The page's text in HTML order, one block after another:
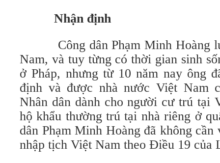
Nhận định
Công dân Phạm Minh Hoàng
Nam, và tuy từng có thời gian sinh
ở Pháp, nhưng từ 10 năm nay ông
định và được nhà nước Việt Nam
Nhân dân dành cho người cư trú tại
hộ khẩu thường trú tại nhà riêng ở
dân Phạm Minh Hoàng đã không
nhập tịch Việt Nam theo Điều 19 của